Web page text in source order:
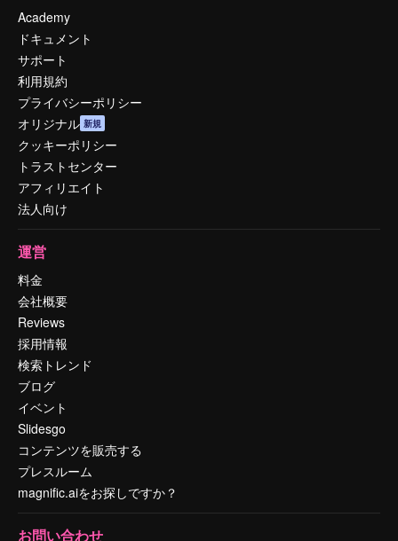
Academy
ドキュメント
サポート
利用規約
プライバシーポリシー
オリジナル 新規
クッキーポリシー
トラストセンター
アフィリエイト
法人向け
運営
料金
会社概要
Reviews
採用情報
検索トレンド
ブログ
イベント
Slidesgo
コンテンツを販売する
プレスルーム
magnific.aiをお探しですか？
お問い合わせ